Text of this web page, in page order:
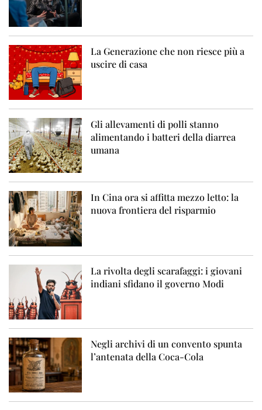
La Generazione che non riesce più a
uscire di casa
Gli allevamenti di polli stanno
alimentando i batteri della diarrea
umana
In Cina ora si affitta mezzo letto: la
nuova frontiera del risparmio
La rivolta degli scarafaggi: i giovani
indiani sfidano il governo Modi
Negli archivi di un convento spunta
l’antenata della Coca-Cola